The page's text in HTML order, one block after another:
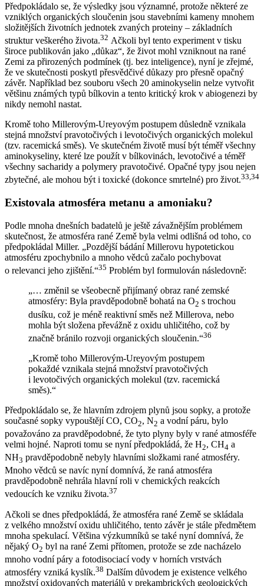
Předpokládalo se, že výsledky jsou významné, protože některé ze
vzniklých organických sloučenin jsou stavebními kameny mnohem
složitějších životních jednotek zvaných proteiny – základních
struktur veškerého života.32 Ačkoli byl tento experiment v tisku
široce publikován jako „důkaz“, že život mohl vzniknout na rané
Zemi za přirozených podmínek (tj. bez inteligence), nyní je zřejmé,
že ve skutečnosti poskytl přesvědčivé důkazy pro přesně opačný
závěr. Například bez souboru všech 20 aminokyselin nelze vytvořit
většinu známých typů bílkovin a tento kritický krok v abiogenezi by
nikdy nemohl nastat.
Kromě toho Millerovým-Ureyovým postupem důsledně vznikala
stejná množství pravotočivých i levotočivých organických molekul
(tzv. racemická směs). Ve skutečném životě musí být téměř všechny
aminokyseliny, které lze použít v bílkovinách, levotočivé a téměř
všechny sacharidy a polymery pravotočivé. Opačné typy jsou nejen
zbytečné, ale mohou být i toxické (dokonce smrtelné) pro život.33,34
Existovala atmosféra metanu a amoniaku?
Podle mnoha dnešních badatelů je ještě závažnějším problémem
skutečnost, že atmosféra rané Země byla velmi odlišná od toho, co
předpokládal Miller. „Pozdější bádání Millerovu hypotetickou
atmosféru zpochybnilo a mnoho vědců začalo pochybovat
o relevanci jeho zjištění.“35 Problém byl formulován následovně:
„… změnil se všeobecně přijímaný obraz rané zemské
atmosféry: Byla pravděpodobně bohatá na O2 s trochou
dusíku, což je méně reaktivní směs než Millerova, nebo
mohla být složena převážně z oxidu uhličitého, což by
značně bránilo rozvoji organických sloučenin.“36
„Kromě toho Millerovým-Ureyovým postupem
pokaždé vznikala stejná množství pravotočivých
i levotočivých organických molekul (tzv. racemická
směs).“
Předpokládalo se, že hlavním zdrojem plynů jsou sopky, a protože
současné sopky vypouštějí CO, CO2, N2 a vodní páru, bylo
považováno za pravděpodobné, že tyto plyny byly v rané atmosféře
velmi hojné. Naproti tomu se nyní předpokládá, že H2, CH4 a
NH3 pravděpodobně nebyly hlavními složkami rané atmosféry.
Mnoho vědců se navíc nyní domnívá, že raná atmosféra
pravděpodobně nehrála hlavní roli v chemických reakcích
vedoucích ke vzniku života.37
Ačkoli se dnes předpokládá, že atmosféra rané Země se skládala
z velkého množství oxidu uhličitého, tento závěr je stále předmětem
mnoha spekulací. Většina výzkumníků se také nyní domnívá, že
nějaký O2 byl na rané Zemi přítomen, protože se zde nacházelo
mnoho vodní páry a fotodisociací vody v horních vrstvách
atmosféry vzniká kyslík.38 Dalším důvodem je existence velkého
množství oxidovaných materiálů v prekambrických geologických